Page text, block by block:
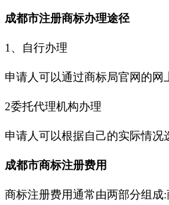
成都市注册商标办理途径
1、自行办理
申请人可以通过商标局官网的
2委托代理机构办理
申请人可以根据自己的实际情况
成都市商标注册费用
商标注册费用通常由两部分组